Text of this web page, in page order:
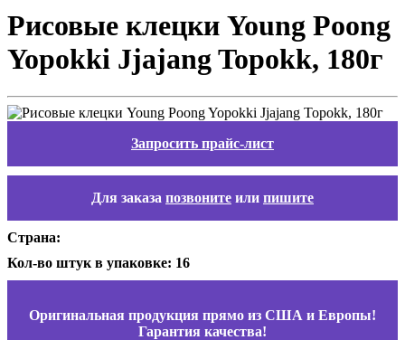
Рисовые клецки Young Poong
Yopokki Jjajang Topokk, 180г
Запросить прайс-лист
Для заказа позвоните или пишите
Страна:
Кол-во штук в упаковке: 16
Оригинальная продукция прямо из США и Европы!
Гарантия качества!